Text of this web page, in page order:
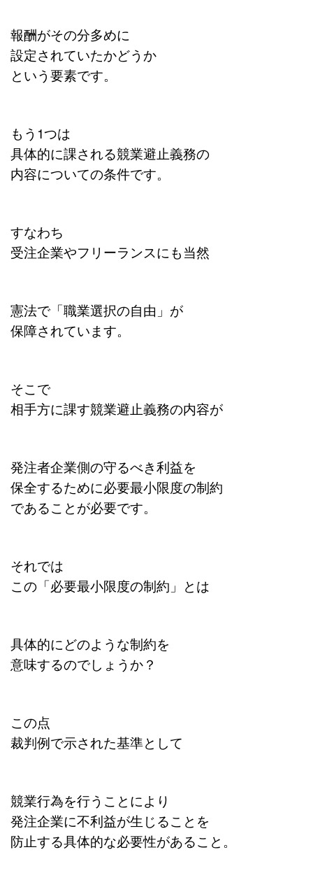
報酬がその分多めに
設定されていたかどうか
という要素です。
もう1つは
具体的に課される競業避止義務の
内容についての条件です。
すなわち
受注企業やフリーランスにも当然
憲法で「職業選択の自由」が
保障されています。
そこで
相手方に課す競業避止義務の内容が
発注者企業側の守るべき利益を
保全するために必要最小限度の制約
であることが必要です。
それでは
この「必要最小限度の制約」とは
具体的にどのような制約を
意味するのでしょうか？
この点
裁判例で示された基準として
競業行為を行うことにより
発注企業に不利益が生じることを
防止する具体的な必要性があること。